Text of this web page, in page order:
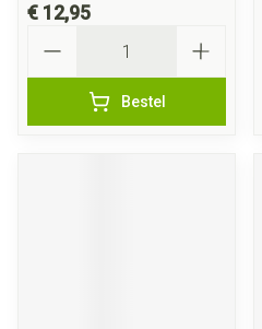
€ 12,95
Bestel